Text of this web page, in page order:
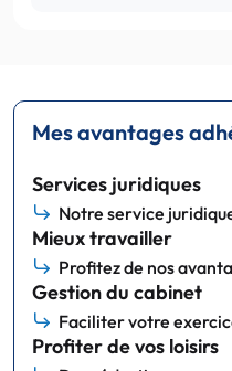
Mes avantages
Services juridiques
Notre service
Mieux travailler
Profitez de nos
Gestion du cabinet
Faciliter votre
Profiter de vos loisirs